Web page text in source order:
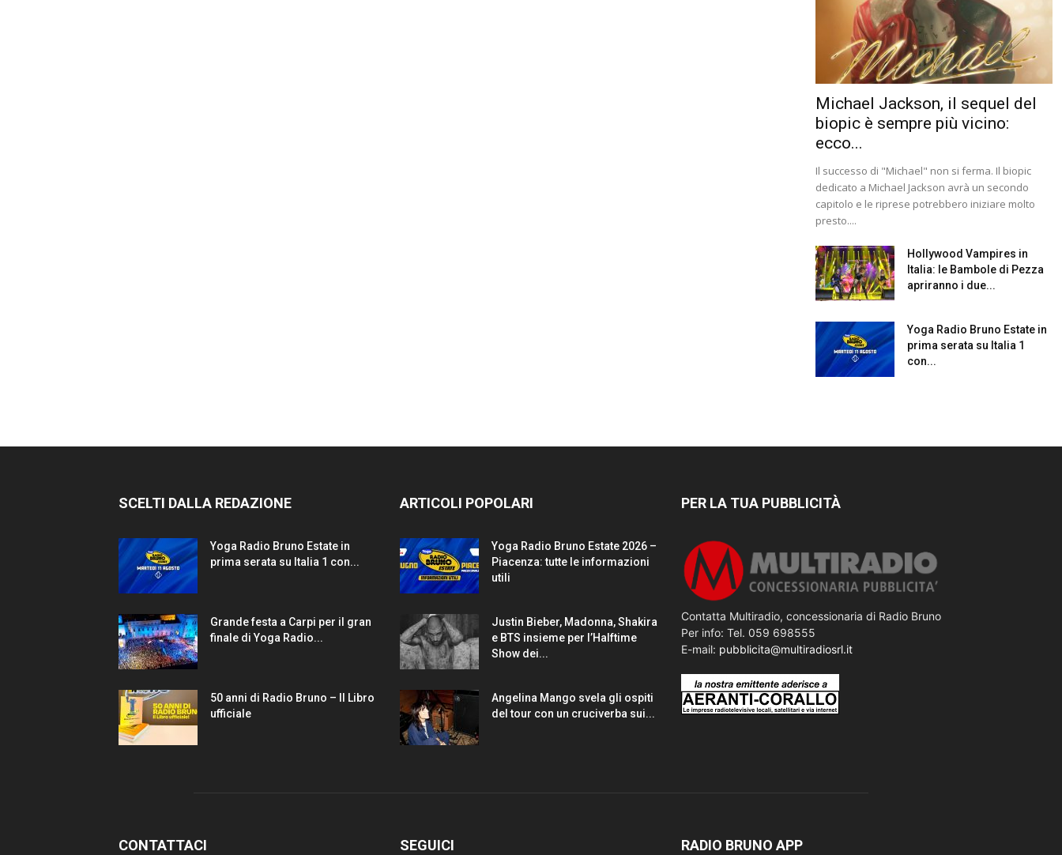
Michael Jackson, il sequel del
biopic è sempre più vicino:
ecco...
Il successo di "Michael" non si ferma. Il biopic
dedicato a Michael Jackson avrà un secondo
capitolo e le riprese potrebbero iniziare molto
presto....
Hollywood Vampires in
Italia: le Bambole di Pezza
apriranno i due...
Yoga Radio Bruno Estate in
prima serata su Italia 1
con...
SCELTI DALLA REDAZIONE
Yoga Radio Bruno Estate in
prima serata su Italia 1 con...
Grande festa a Carpi per il gran
finale di Yoga Radio...
50 anni di Radio Bruno – Il Libro
ufficiale
ARTICOLI POPOLARI
Yoga Radio Bruno Estate 2026 –
Piacenza: tutte le informazioni
utili
Justin Bieber, Madonna, Shakira
e BTS insieme per l’Halftime
Show dei...
Angelina Mango svela gli ospiti
del tour con un cruciverba sui...
PER LA TUA PUBBLICITÀ
Contatta Multiradio, concessionaria di Radio Bruno
Per info: Tel. 059 698555
E-mail: pubblicita@multiradiosrl.it
CONTATTACI SEGUICI RADIO BRUNO APP